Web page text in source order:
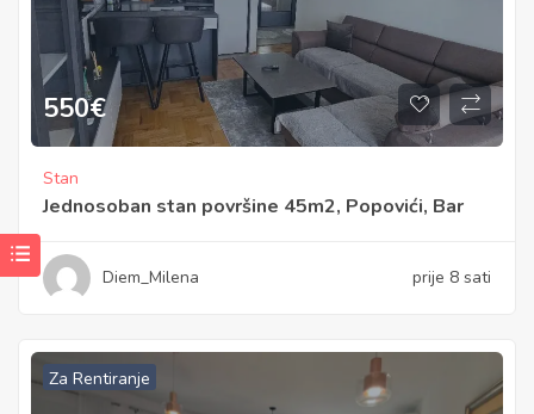
550€
Stan
Jednosoban stan površine 45m2, Popovići, Bar
Diem_Milena prije 8 sati
Za Rentiranje